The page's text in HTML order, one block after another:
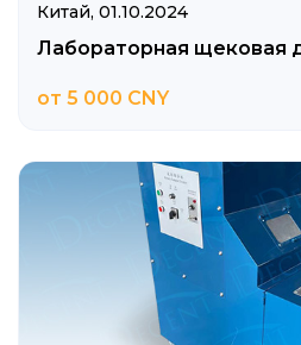
Китай, 01.10.2024
Лабораторная щековая
от 5 000 CNY